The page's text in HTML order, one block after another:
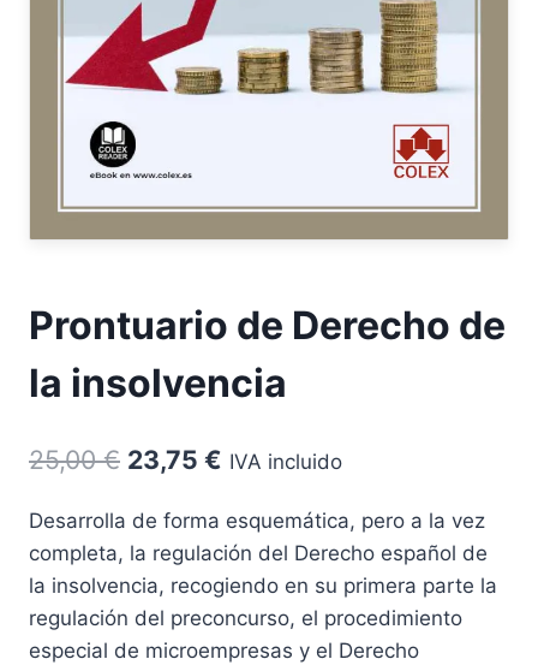
Prontuario de Derecho de
la insolvencia
25,00€ El
original
era:
25,00 €.
23,75 € El
actual
es:
23,75 €.
IVA incluido
Desarrolla de forma esquemática, pero a la vez
completa, la regulación del Derecho español de
la insolvencia, recogiendo en su primera parte la
regulación del preconcurso, el procedimiento
especial de microempresas y el Derecho